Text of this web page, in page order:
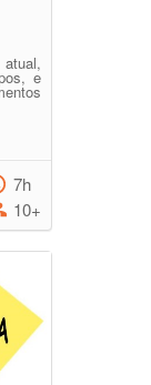
e
7h
10+